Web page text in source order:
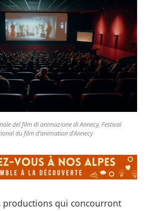
del film di animazione di Annecy, Festival
du film d'animation d'Annecy
productions qui concourront